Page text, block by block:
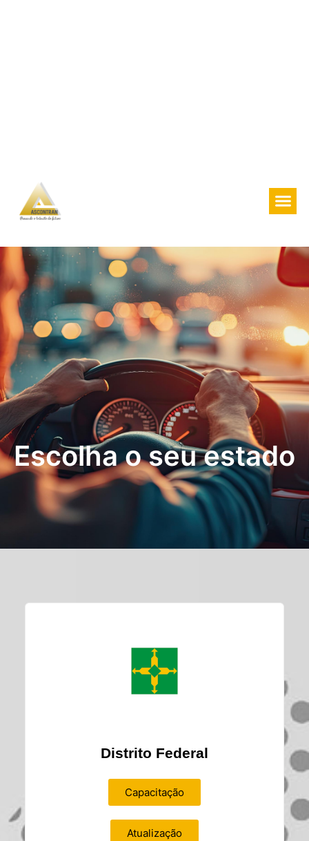
Escolha o seu estado
Distrito Federal
Capacitação
Atualização